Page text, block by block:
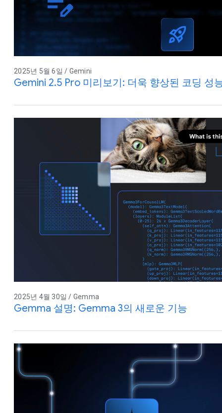
2025년 5월 6일 / Gemini
Gemini 2.5 Pro 미리보기: 더욱 향상된 코딩 성
2025년 4월 30일 / Gemma
Gemma 설명: Gemma 3의 새로운 기능